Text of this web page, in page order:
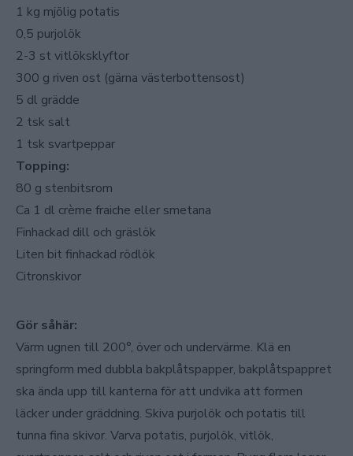
1 kg mjölig potatis
0,5 purjolök
2-3 st vitlöksklyftor
300 g riven ost (gärna västerbottensost)
5 dl grädde
2 tsk salt
1 tsk svartpeppar
Topping:
80 g stenbitsrom
Ca 1 dl crème fraiche eller smetana
Finhackad dill och gräslök
Liten bit finhackad rödlök
Citronskivor
Gör såhär:
Värm ugnen till 200°, över och undervärme. Klä en
springform med dubbla bakplåtspapper, bakplåtspappret
ska ända upp till kanterna för att undvika att formen
läcker under gräddning. Skiva purjolök och potatis till
tunna fina skivor. Varva potatis, purjolök, vitlök,